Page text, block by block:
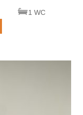
1 WC